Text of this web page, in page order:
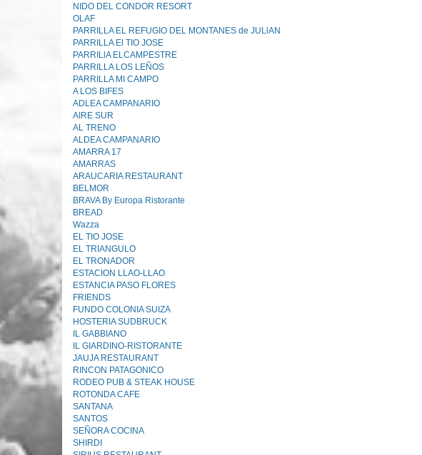
NIDO DEL CONDOR RESORT
OLAF
PARRILLA EL REFUGIO DEL MONTANES de JULlAN
PARRILLA El TIO JOSE
PARRILlA ELCAMPESTRE
PARRILLA LOS LEÑOS
PARRILLA MI CAMPO
A LOS BIFES
ADLEA CAMPANARIO
AIRE SUR
AL TRENO
ALDEA CAMPANARIO
AMARRA 17
AMARRAS
ARAUCARIA RESTAURANT
BELMOR
BRAVA By Europa Ristorante
BREAD
Wazza
EL TIO JOSE
EL TRIANGULO
EL TRONADOR
ESTACION LLAO-LLAO
ESTANCIA PASO FLORES
FRIENDS
FUNDO COLONIA SUIZA
HOSTERIA SUDBRUCK
IL GABBIANO
IL GIARDINO-RISTORANTE
JAUJA RESTAURANT
RINCON PATAGONICO
RODEO PUB & STEAK HOUSE
ROTONDA CAFE
SANTANA
SANTOS
SEÑORA COCINA
SHIRDI